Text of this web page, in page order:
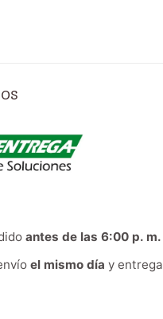
antes de las 6:00 p. m.
el mismo día y entrega